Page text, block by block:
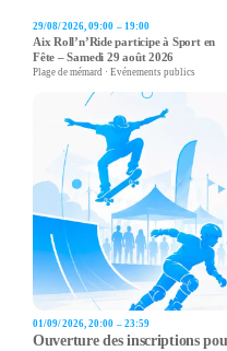
29/08/2026, 09:00 – 19:00
Aix Roll’n’Ride participe à Sport en
Fête – Samedi 29 août 2026
Plage de mémard · Evénements publics
01/09/2026, 20:00 – 23:59
Ouverture des inscriptions